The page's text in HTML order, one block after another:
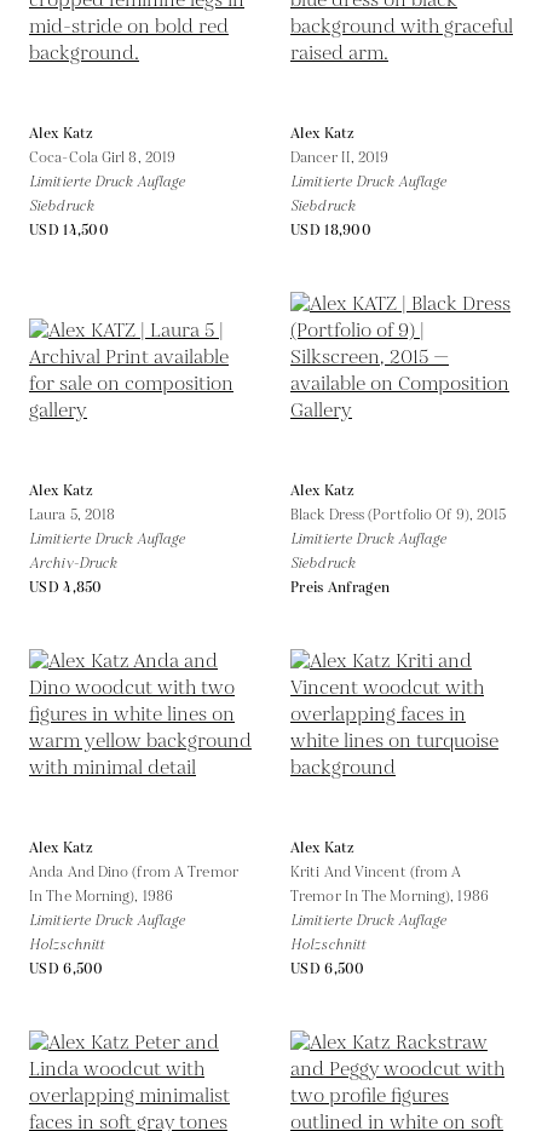
Alex Katz
Coca-Cola Girl 8, 2019
Limitierte Druck Auflage
Siebdruck
USD 14,500
Alex Katz
Dancer II,2019
Limitierte Druck Auflage
Siebdruck
USD 18,900
Alex Katz
Laura 5, 2018
Limitierte Druck Auflage
Archiv-Druck
USD 4,850
Alex Katz
Black Dress (Portfolio Of 9),2015
Limitierte Druck Auflage
Siebdruck
Preis Anfragen
Alex Katz
Anda And Dino (from A Tremor
In The Morning), 1986
Limitierte Druck Auflage
Holzschnitt
USD 6,500
Alex Katz
Kriti And Vincent (from A
Tremor In The Morning),1986
Limitierte Druck Auflage
Holzschnitt
USD 6,500